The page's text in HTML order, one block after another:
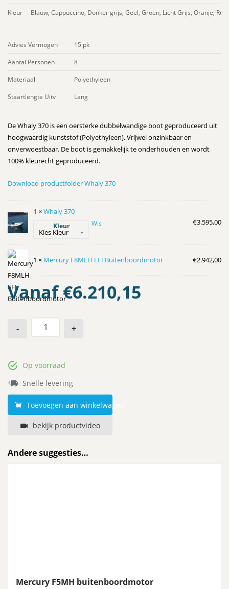
Kleur
Blauw, Cappuccino, Donker grijs, Geel, Groen, Licht Grijs, Oranje,
Advies Vermogen
15 pk
Aantal Personen
8
Materiaal
Polyethyleen
Staartlengte Uitv
Lang
De Whaly 370 is een oersterke dubbelwandige boot geproduceerd uit
hoogwaardig kunststof (Polyethyleen). Vrijwel onzinkbaar en
onverwoestbaar. De boot is gemakkelijk te onderhouden en wordt
100% kleurecht geproduceerd.
Download productfolder Whaly 370
1 ×Whaly 370
Kleur Wis €3.595,00
1 × Mercury F8MLH EFI Buitenboordmotor €2.942,00
Vanaf€6.210,15
- +
Op voorraad
Snelle levering
Toevoegen aan winkelwagen
bekijk productvideo
Andere suggesties…
Mercury F5MH buitenboordmotor